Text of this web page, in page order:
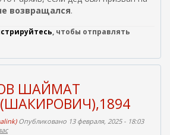
н
я
ы
а
)
н
е
ш
я
с
ы
л
к
возвращался.
, чтобы отправлять
ШАЙМАТ
Опубликовано 13 февраля, 2025 - 18:03